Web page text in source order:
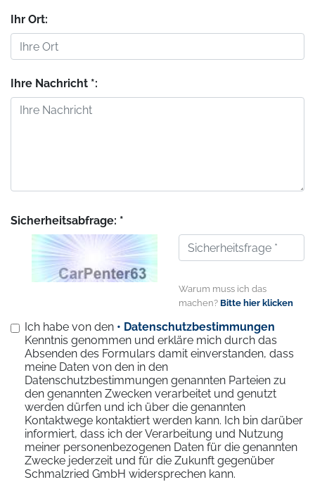
Ihr Ort:
Ihre Nachricht *:
Sicherheitsabfrage: *
Warum muss ich das
machen? Bitte hier klicken
Ich habe von den • Datenschutzbestimmungen
Kenntnis genommen und erkläre mich durch das
Absenden des Formulars damit einverstanden, dass
meine Daten von den in den
Datenschutzbestimmungen genannten Parteien zu
den genannten Zwecken verarbeitet und genutzt
werden dürfen und ich über die genannten
Kontaktwege kontaktiert werden kann. Ich bin darüber
informiert, dass ich der Verarbeitung und Nutzung
meiner personenbezogenen Daten für die genannten
Zwecke jederzeit und für die Zukunft gegenüber
Schmalzried GmbH widersprechen kann.